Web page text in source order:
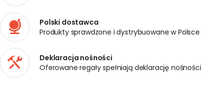
Polski dostawca
Produkty sprawdzone i dystrybuowane w Polsce
Deklaracja nośności
Oferowane regały spełniają deklarację nośności